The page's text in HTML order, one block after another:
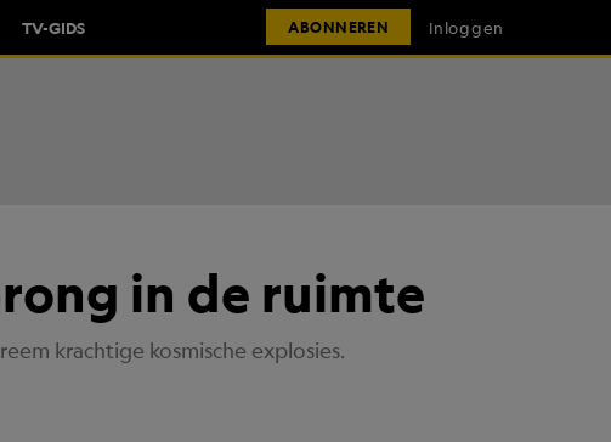
TV-GIDS ABONNEREN Inloggen
in de ruimte
krachtige kosmische explosies.